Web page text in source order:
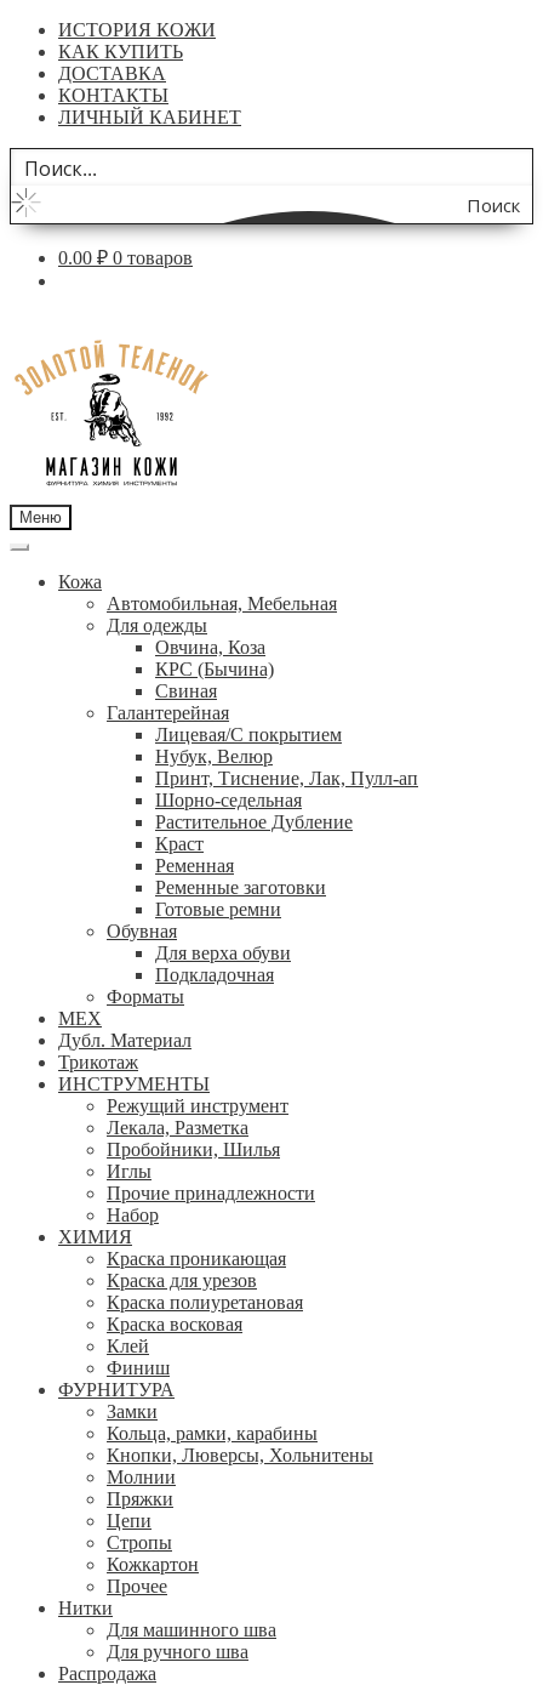
ИСТОРИЯ КОЖИ
КАК КУПИТЬ
ДОСТАВКА
КОНТАКТЫ
ЛИЧНЫЙ КАБИНЕТ
Поиск
по
0.00 ₽ 0 товаров
навигации
содержимому
Меню
Кожа
Автомобильная, Мебельная
Для одежды
Овчина, Коза
КРС (Бычина)
Свиная
Галантерейная
Лицевая/С покрытием
Нубук, Велюр
Принт, Тиснение, Лак, Пулл-ап
Шорно-седельная
Растительное Дубление
Краст
Ременная
Ременные заготовки
Готовые ремни
Обувная
Для верха обуви
Подкладочная
Форматы
МЕХ
Дубл. Материал
Трикотаж
ИНСТРУМЕНТЫ
Режущий инструмент
Лекала, Разметка
Пробойники, Шилья
Иглы
Прочие принадлежности
Набор
ХИМИЯ
Краска проникающая
Краска для урезов
Краска полиуретановая
Краска восковая
Клей
Финиш
ФУРНИТУРА
Замки
Кольца, рамки, карабины
Кнопки, Люверсы, Хольнитены
Молнии
Пряжки
Цепи
Стропы
Кожкартон
Прочее
Нитки
Для машинного шва
Для ручного шва
Распродажа